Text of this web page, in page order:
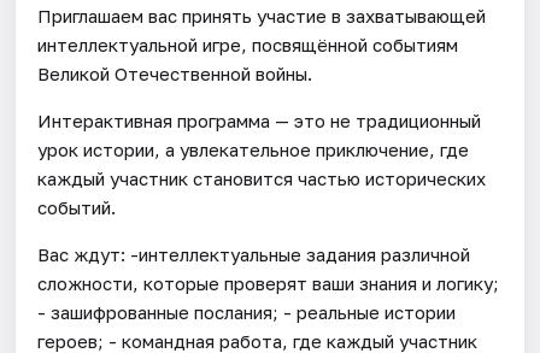
Приглашаем вас принять участие в захватывающей
интеллектуальной игре, посвящённой событиям
Великой Отечественной войны.
Интерактивная программа — это не традиционный
урок истории, а увлекательное приключение, где
каждый участник становится частью исторических
событий.
Вас ждут: -интеллектуальные задания различной
сложности, которые проверят ваши знания и логику;
- зашифрованные послания; - реальные истории
героев; - командная работа, где каждый участник